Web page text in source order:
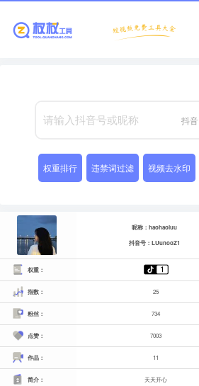
抖音
权重排行 违禁词过滤 视频去水印
昵称：haohaoluu
抖音号：LUunooZ1
权重：
指数： 25
粉丝： 734
点赞： 7003
作品： 11
简介： 天天开心